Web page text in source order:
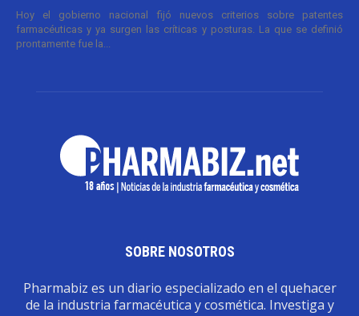
Hoy el gobierno nacional fijó nuevos criterios sobre patentes
farmacéuticas y ya surgen las críticas y posturas. La que se definió
prontamente fue la...
SOBRE NOSOTROS
Pharmabiz es un diario especializado en el quehacer
de la industria farmacéutica y cosmética. Investiga y